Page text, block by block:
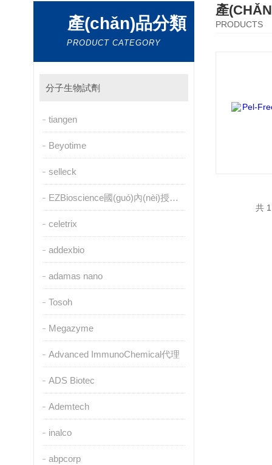
產(chǎn)品分類
PRODUCT CATEGORY
分子生物試劑
tiangen
Beyotime
selleck
EZBioscience國(guó)內(nèi)授權(quán)代理
celetrix
addexbio
adamas nano
Tosoh
Megazyme
Advanced ImmunoChemical代理
ADS Biotec
Ademtech
inalco
abpcorp
產
PRODUCTS
共